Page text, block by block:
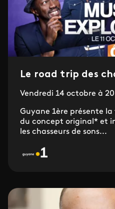
Le road trip des
Vendredi 14 octobre à
Guyane 1ère présente la
du concept original* et
les chasseurs de sons...